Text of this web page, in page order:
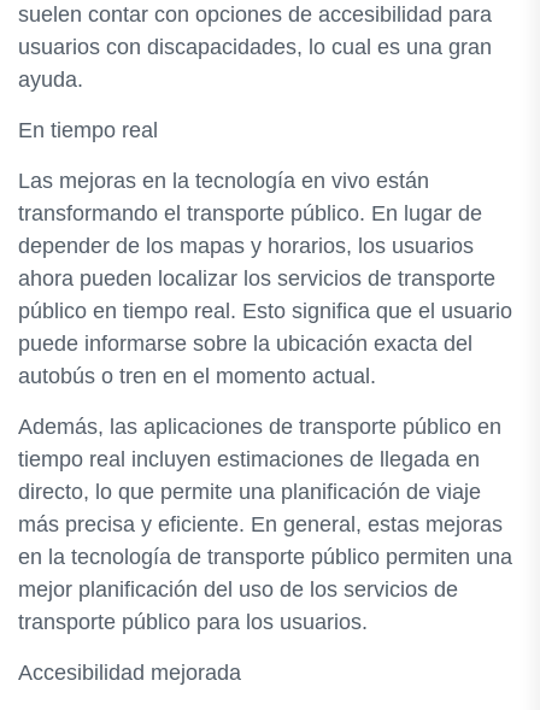
suelen contar con opciones de accesibilidad para
usuarios con discapacidades, lo cual es una gran
ayuda.
En tiempo real
Las mejoras en la tecnología en vivo están
transformando el transporte público. En lugar de
depender de los mapas y horarios, los usuarios
ahora pueden localizar los servicios de transporte
público en tiempo real. Esto significa que el usuario
puede informarse sobre la ubicación exacta del
autobús o tren en el momento actual.
Además, las aplicaciones de transporte público en
tiempo real incluyen estimaciones de llegada en
directo, lo que permite una planificación de viaje
más precisa y eficiente. En general, estas mejoras
en la tecnología de transporte público permiten una
mejor planificación del uso de los servicios de
transporte público para los usuarios.
Accesibilidad mejorada